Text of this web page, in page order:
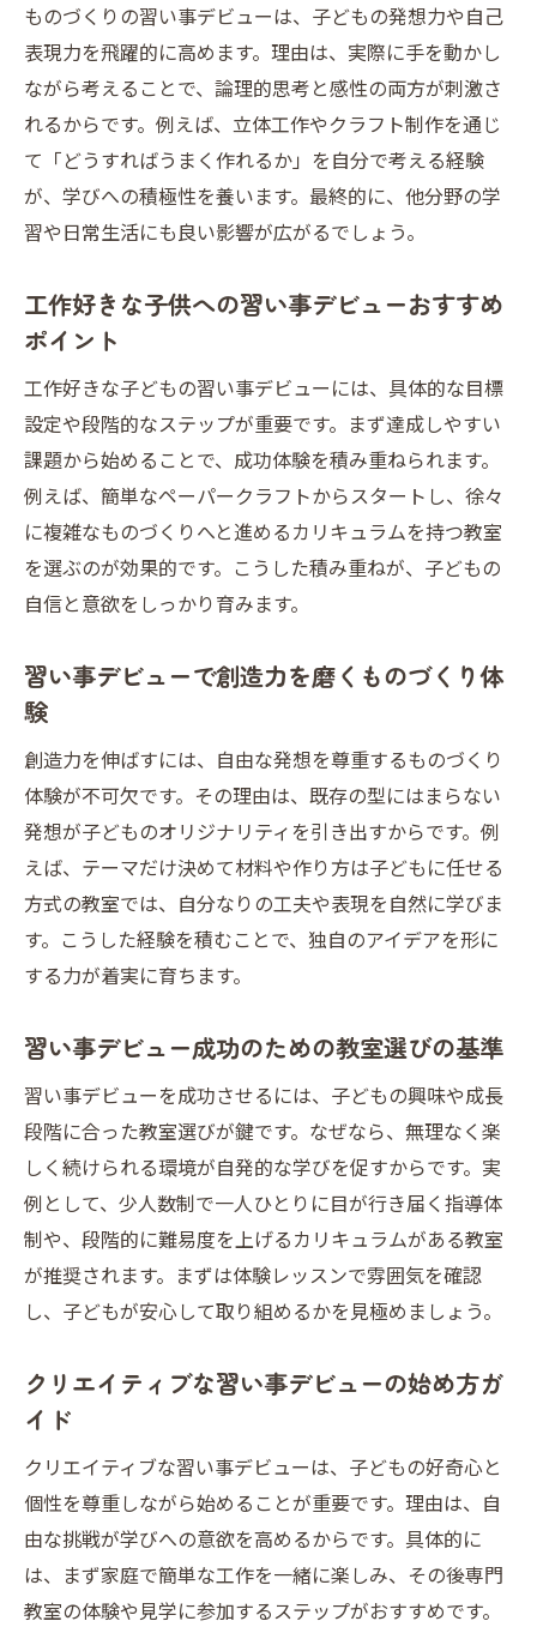
習い事デビュー時に押さえたい教室選びの
コツ
クリエイティブな習い事デビューがもたらす成
長とは
習い事デビューが子どもの創造力に与える
効果
る成功体験
ものづくり習い事デビューが才能を引き出
す理由
習い事デビューで育まれる集中力と自己表
現力
工作を通じた習い事デビューの成長エピソ
ード
習い事デビュー後の変化に注目したいポイ
ント
説
法
小学生向け工作教室選びの習い事デビュー
術
工作教室で習い事デビューするメリットと
注意点
習い事デビューで創造力を育てる教室比較
の視点
ものづくり体験が習い事デビューに最適な
保護者が知りたい習い事デビュー時の教室
活用法
芸術系習い事で子どもの才能を引き出す方法
習い事デビューで芸術系の才能を伸ばすポ
イント
工作や芸術系習い事デビューの相乗効果と
芸術系習い事デビューが子どもに与える影
習い事デビュー時に押さえたい芸術系の選
び方
子どもの創造力を高める芸術系習い事デビ
ュー術
工作好きな子どもに最適な芸術系習い事デ
ものづくりの習い事デビューは、子どもの発想力や自己
表現力を飛躍的に高めます。理由は、実際に手を動かし
ながら考えることで、論理的思考と感性の両方が刺激さ
れるからです。例えば、立体工作やクラフト制作を通じ
て「どうすればうまく作れるか」を自分で考える経験
が、学びへの積極性を養います。最終的に、他分野の学
習や日常生活にも良い影響が広がるでしょう。
工作好きな子供への習い事デビューおすすめ
ポイント
工作好きな子どもの習い事デビューには、具体的な目標
設定や段階的なステップが重要です。まず達成しやすい
課題から始めることで、成功体験を積み重ねられます。
例えば、簡単なペーパークラフトからスタートし、徐々
に複雑なものづくりへと進めるカリキュラムを持つ教室
を選ぶのが効果的です。こうした積み重ねが、子どもの
自信と意欲をしっかり育みます。
習い事デビューで創造力を磨くものづくり体
験
創造力を伸ばすには、自由な発想を尊重するものづくり
体験が不可欠です。その理由は、既存の型にはまらない
発想が子どものオリジナリティを引き出すからです。例
えば、テーマだけ決めて材料や作り方は子どもに任せる
方式の教室では、自分なりの工夫や表現を自然に学びま
す。こうした経験を積むことで、独自のアイデアを形に
する力が着実に育ちます。
習い事デビュー成功のための教室選びの基準
習い事デビューを成功させるには、子どもの興味や成長
段階に合った教室選びが鍵です。なぜなら、無理なく楽
しく続けられる環境が自発的な学びを促すからです。実
例として、少人数制で一人ひとりに目が行き届く指導体
制や、段階的に難易度を上げるカリキュラムがある教室
が推奨されます。まずは体験レッスンで雰囲気を確認
し、子どもが安心して取り組めるかを見極めましょう。
クリエイティブな習い事デビューの始め方ガ
イド
クリエイティブな習い事デビューは、子どもの好奇心と
個性を尊重しながら始めることが重要です。理由は、自
由な挑戦が学びへの意欲を高めるからです。具体的に
は、まず家庭で簡単な工作を一緒に楽しみ、その後専門
教室の体験や見学に参加するステップがおすすめです。